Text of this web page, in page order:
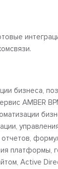
бизнеса,
AMBER
платформы,
Active